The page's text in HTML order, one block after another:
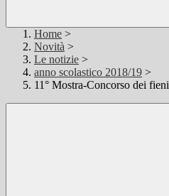
Home >
Novità >
Le notizie >
anno scolastico 2018/19 >
11° Mostra-Concorso dei fieni